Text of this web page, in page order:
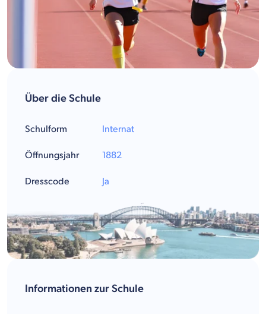
Informationen zur Schule
Über die Schule
Schulform
Öffnungsjahr
Dresscode
Internat
1882
Ja